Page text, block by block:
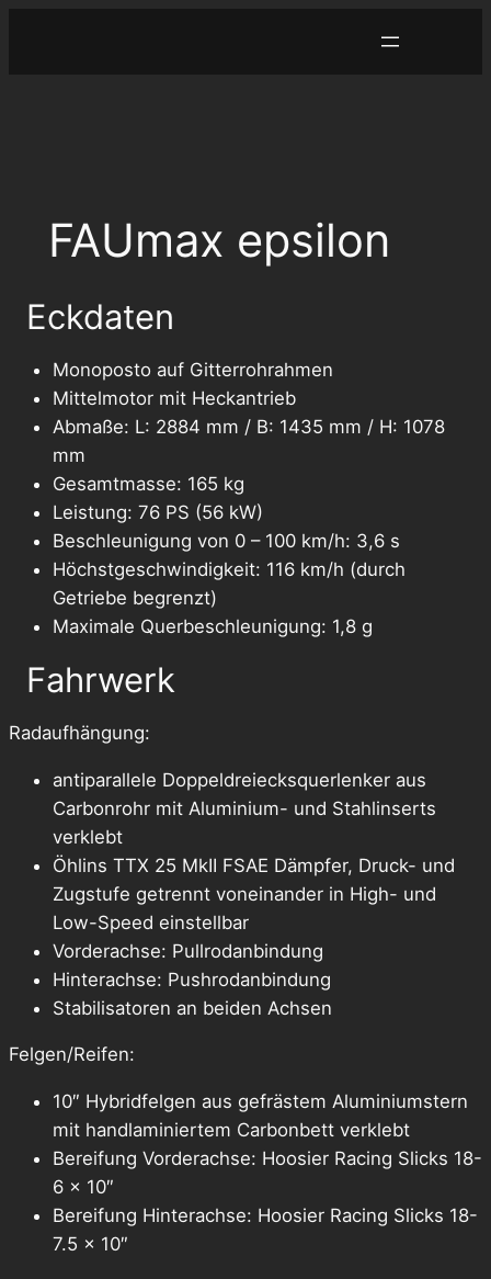
FAUmax epsilon
Eckdaten
Monoposto auf Gitterrohrahmen
Mittelmotor mit Heckantrieb
Abmaße: L: 2884 mm / B: 1435 mm / H: 1078
mm
Gesamtmasse: 165 kg
Leistung: 76 PS (56 kW)
Beschleunigung von 0 – 100 km/h: 3,6 s
Höchstgeschwindigkeit: 116 km/h (durch
Getriebe begrenzt)
Maximale Querbeschleunigung: 1,8 g
Fahrwerk
Radaufhängung:
antiparallele Doppeldreiecksquerlenker aus
Carbonrohr mit Aluminium- und Stahlinserts
verklebt
Öhlins TTX 25 MkII FSAE Dämpfer, Druck- und
Zugstufe getrennt voneinander in High- und
Low-Speed einstellbar
Vorderachse: Pullrodanbindung
Hinterachse: Pushrodanbindung
Stabilisatoren an beiden Achsen
Felgen/Reifen:
10″ Hybridfelgen aus gefrästem Aluminiumstern
mit handlaminiertem Carbonbett verklebt
Bereifung Vorderachse: Hoosier Racing Slicks 18-
6 x 10″
Bereifung Hinterachse: Hoosier Racing Slicks 18-
7.5 x 10″